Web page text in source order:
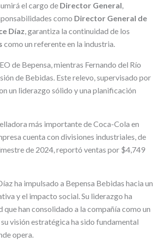
el cargo de Director General,
como Director General de
Díaz, garantiza la continuidad de los
como un referente en la industria.
de Bepensa, mientras Fernando del Río
de Bebidas. Este relevo, supervisado por
un liderazgo sólido y una planificación
más importante de Coca-Cola en
cuenta con divisiones industriales, de
de 2024, reportó ventas por $4,749
ha impulsado a Bepensa Bebidas hacia un
y el impacto social. Su liderazgo ha
han consolidado a la compañía como un
visión estratégica ha sido fundamental
opera.